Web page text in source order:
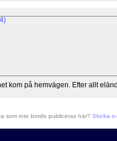
kom på hemvägen. Efter allt
som inte borde publiceras här? Skicka